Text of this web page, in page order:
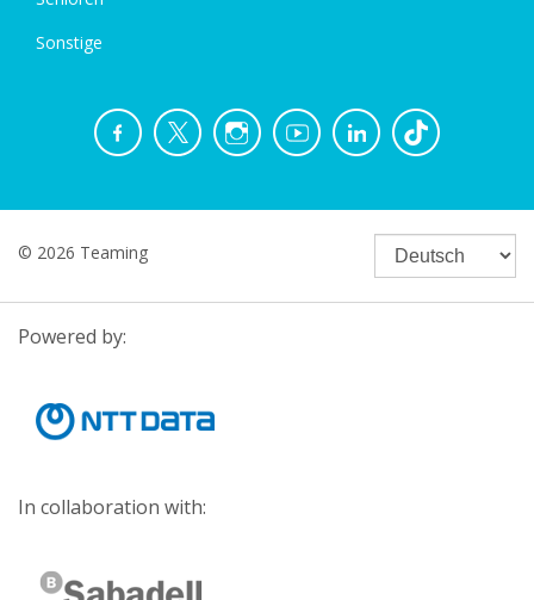
Sonstige
© 2026 Teaming
Powered by:
In collaboration with: